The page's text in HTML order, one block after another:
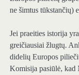
ne šimtus tūkstančių)
Jei praeities istorija
greičiausiai žlugtų.
didelių Europos
Komisija pasiūlė, kad